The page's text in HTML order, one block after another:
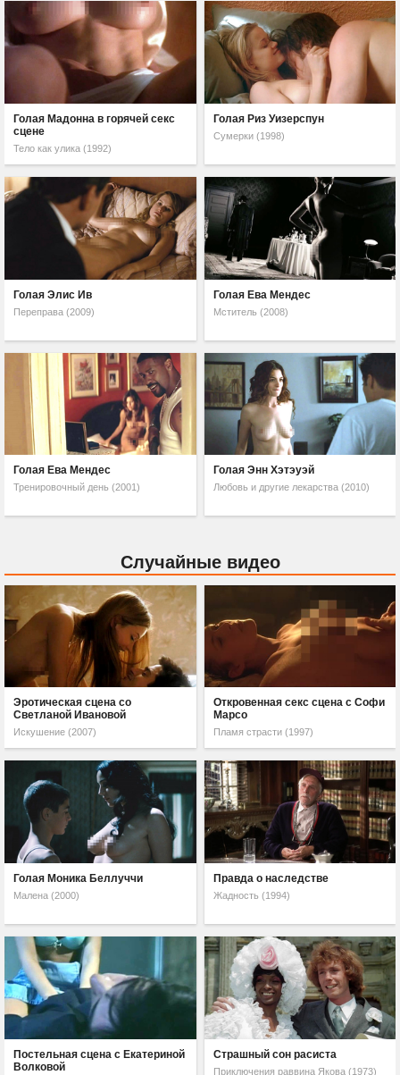
Голая Мадонна в горячей секс
сцене
Тело как улика (1992)
Голая Риз Уизерспун
Сумерки (1998)
Голая Элис Ив
Переправа (2009)
Голая Ева Мендес
Мститель (2008)
Голая Ева Мендес
Тренировочный день (2001)
Голая Энн Хэтэуэй
Любовь и другие лекарства (2010)
Случайные видео
Эротическая сцена со
Светланой Ивановой
Искушение (2007)
Откровенная секс сцена с Софи
Марсо
Пламя страсти (1997)
Голая Моника Беллуччи
Малена (2000)
Правда о наследстве
Жадность (1994)
Постельная сцена с Екатериной
Волковой
Страшный сон расиста
Приключения раввина Якова (1973)